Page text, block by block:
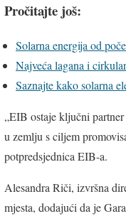
Pročitajte još:
Solarna energija od
Najveća lagana i
Saznajte kako solarna
„EIB ostaje ključni
u zemlju s ciljem
potpredsjednica EIB-a.
Alesandra Riči, izvršna
mjesta, dodajući da je